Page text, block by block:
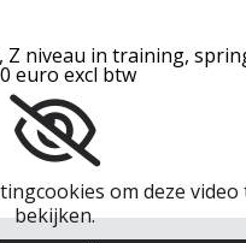
Z niveau in training,
euro excl btw
om deze video
bekijken.